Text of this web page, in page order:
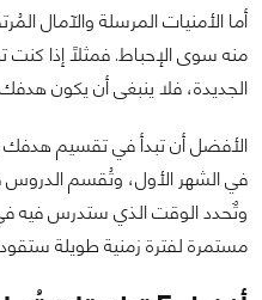
أما الأمنيات المرسلة والآمال
منه سوى الإحباط. فمثلاً إذا كنت
الجديدة، فلا ينبغى أن يكون
الأفضل أن تبدأ في تقسيم هدفك
في الشهر الأول، وتُقسم الدروس
وتٌحدد الوقت الذي ستدرس فيه في
مستمرة لفترة زمنية طويلة